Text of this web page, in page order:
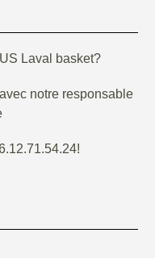
Laval basket?
notre responsable